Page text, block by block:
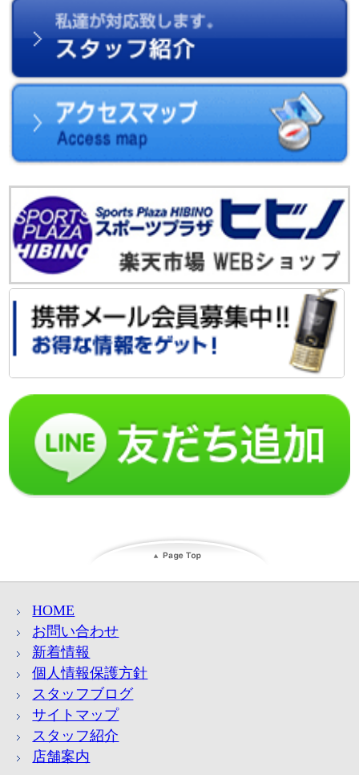
HOME
お問い合わせ
新着情報
個人情報保護方針
スタッフブログ
サイトマップ
スタッフ紹介
店舗案内